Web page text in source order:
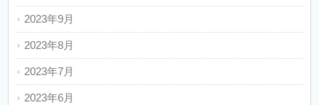
2023年9月
2023年8月
2023年7月
2023年6月